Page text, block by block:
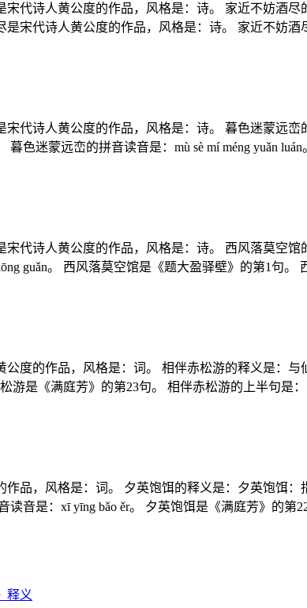
代诗人黄公度的作品，风格是：诗。 家近不妨酒尽
宋代诗人黄公度的作品，风格是：诗。 家近不妨酒
代诗人黄公度的作品，风格是：诗。 暮色迷蒙远
色迷蒙远峦的拼音读音是：mù sè mí méng yuǎn
代诗人黄公度的作品，风格是：诗。 西风落莫空
guǎn。 西风落莫空馆是《题大盈驿壁》的第1句
度的作品，风格是：词。 相伴赤松游的释义是：
游是《满庭芳》的第23句。 相伴赤松游的上半句是
品，风格是：词。 夕英饱饵的释义是：夕英饱饵
音是：xī yīng bǎo ěr。 夕英饱饵是《满庭芳》的第
释义